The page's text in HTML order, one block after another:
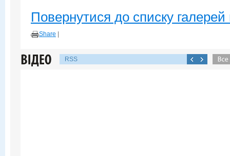
Повернутися до списку галерей
Share
RSS